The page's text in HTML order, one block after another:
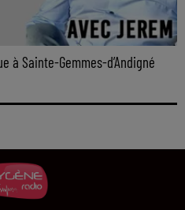
à Sainte-Gemmes-d’Andigné